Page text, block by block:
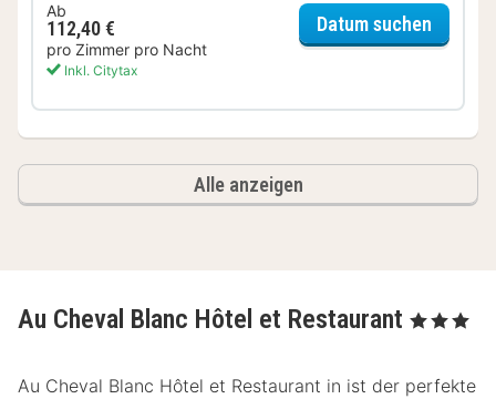
Ab
112,40 €
pro Zimmer pro Nacht
Inkl. Citytax
Datum suchen
Alle anzeigen
Au Cheval Blanc Hôtel et Restaurant , 3 Sterne
Au Cheval Blanc Hôtel et Restaurant in ist der perfekte